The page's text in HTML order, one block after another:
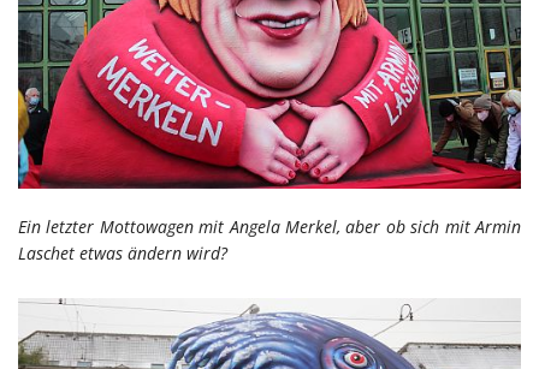
Ein letzter Mottowagen mit Angela Merkel, aber ob sich mit Armin
Laschet etwas ändern wird?